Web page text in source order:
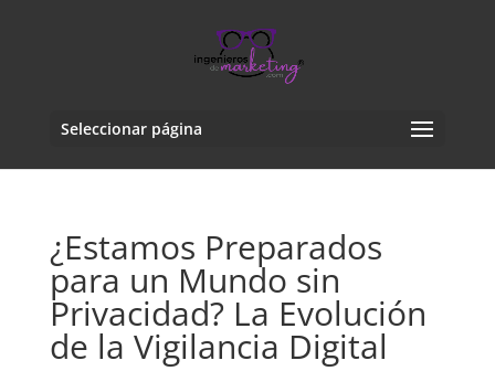
Seleccionar página
¿Estamos Preparados
para un Mundo sin
Privacidad? La Evolución
de la Vigilancia Digital